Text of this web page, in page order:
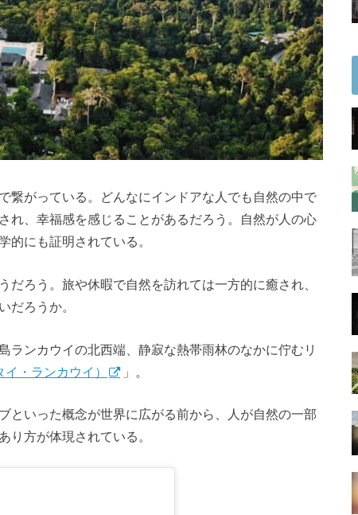
繋がっている。どんなにインドアな人でも自然の中で
れ、幸福感を感じることがあるだろう。自然が人の心
的にも証明されている。
ろう。旅や休暇で自然を訪れては一方的に癒され、
だろうか。
ランカウイの北西端、静寂な熱帯雨林のなかに佇むリ
・ランカウイ） 」。
といった概念が世界に広がる前から、人が自然の一部
り方が体現されている。